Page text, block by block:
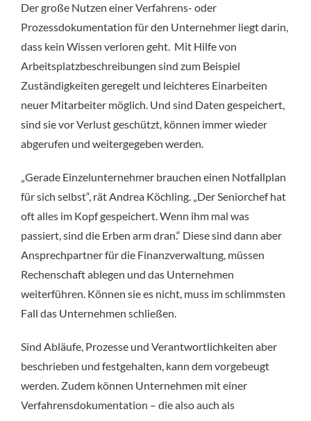
Der große Nutzen einer Verfahrens- oder
Prozessdokumentation für den Unternehmer liegt darin,
dass kein Wissen verloren geht. Mit Hilfe von
Arbeitsplatzbeschreibungen sind zum Beispiel
Zuständigkeiten geregelt und leichteres Einarbeiten
neuer Mitarbeiter möglich. Und sind Daten gespeichert,
sind sie vor Verlust geschützt, können immer wieder
abgerufen und weitergegeben werden.
„Gerade Einzelunternehmer brauchen einen Notfallplan
für sich selbst“, rät Andrea Köchling. „Der Seniorchef hat
oft alles im Kopf gespeichert. Wenn ihm mal was
passiert, sind die Erben arm dran.“ Diese sind dann aber
Ansprechpartner für die Finanzverwaltung, müssen
Rechenschaft ablegen und das Unternehmen
weiterführen. Können sie es nicht, muss im schlimmsten
Fall das Unternehmen schließen.
Sind Abläufe, Prozesse und Verantwortlichkeiten aber
beschrieben und festgehalten, kann dem vorgebeugt
werden. Zudem können Unternehmen mit einer
Verfahrensdokumentation – die also auch als